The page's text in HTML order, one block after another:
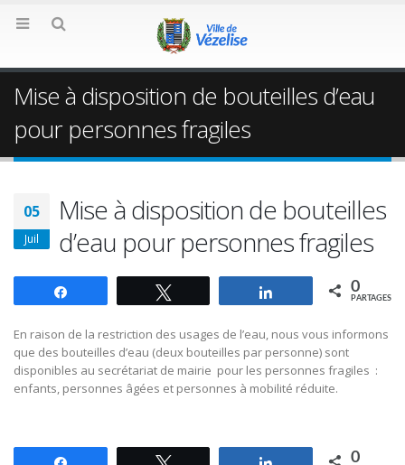
Mise à disposition de bouteilles d’eau
pour personnes fragiles
05
Juil
Mise à disposition de bouteilles
d’eau pour personnes fragiles
Partagez 0
PARTAGES
En raison de la restriction des usages de l’eau, nous vous informons
que des bouteilles d’eau (deux bouteilles par personne) sont
disponibles au secrétariat de mairie pour les personnes fragiles :
enfants, personnes âgées et personnes à mobilité réduite.
Partagez 0